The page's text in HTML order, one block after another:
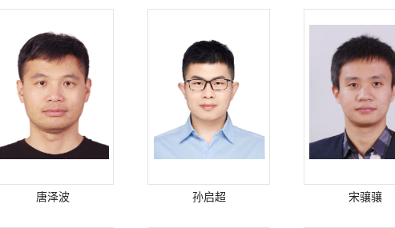
唐泽波 孙启超 宋骧骧